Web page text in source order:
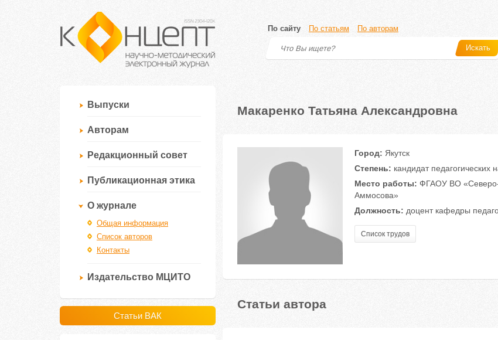
По сайту По статьям По авторам
Искать
Выпуски
Авторам
Редакционный совет
Публикационная этика
О журнале
Общая информация
Список авторов
Контакты
Издательство МЦИТО
Статьи ВАК
Макаренко Татьяна Александровна
Город: Якутск
Степень: кандидат педагогических
Место работы: ФГАОУ ВО «Северо-
Аммосова»
Должность: доцент кафедры
Список трудов
Статьи автора